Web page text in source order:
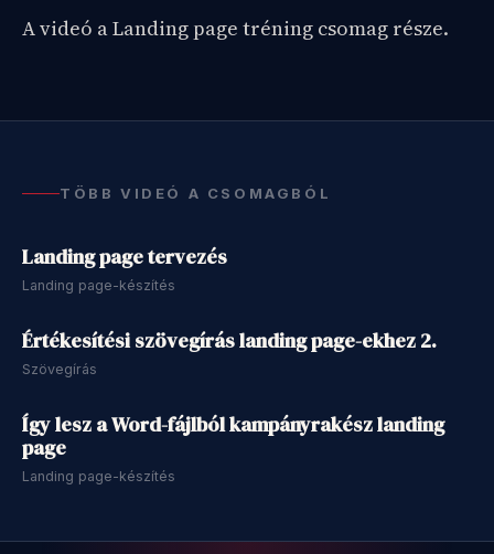
A videó a Landing page tréning csomag része.
TÖBB VIDEÓ A CSOMAGBÓL
Landing page tervezés
Landing page-készítés
Értékesítési szövegírás landing page-ekhez 2.
Szövegírás
Így lesz a Word-fájlból kampányrakész landing
page
Landing page-készítés